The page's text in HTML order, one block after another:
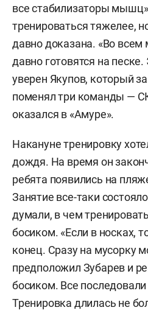
все стабилизаторы
тренироваться тяжелее,
давно доказана. «Во
давно готовятся на
уверен Якупов, который
поменял три команды —
оказался в «Амуре».
Накануне тренировку
дождя. На время он
ребята появились на
Занятие все-таки
думали, в чем
босиком. «Если в носках,
конец. Сразу на мусорку
предположил Зубарев и
босиком. Все
Тренировка длилась не